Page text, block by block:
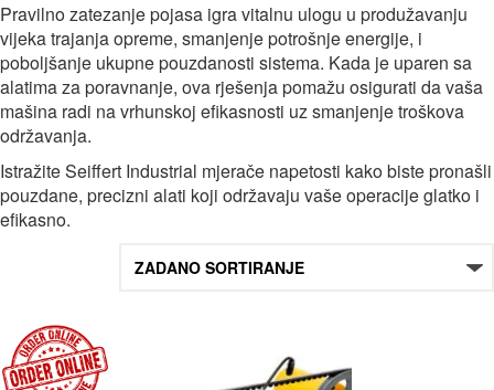
Pravilno zatezanje pojasa igra vitalnu ulogu u produžavanju
vijeka trajanja opreme, smanjenje potrošnje energije, i
poboljšanje ukupne pouzdanosti sistema. Kada je uparen sa
alatima za poravnanje, ova rješenja pomažu osigurati da vaša
mašina radi na vrhunskoj efikasnosti uz smanjenje troškova
održavanja.
Istražite Seiffert Industrial mjerače napetosti kako biste pronašli
pouzdane, precizni alati koji održavaju vaše operacije glatko i
efikasno.